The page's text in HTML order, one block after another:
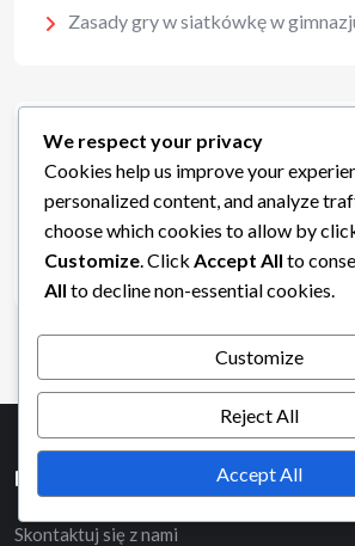
Zasady gry w siatkówkę w
Archiwum
February 2026
January 2026
Informacje prawne
Skontaktuj się z nami
We respect your privacy
Cookies help us improve your
personalized content, and analyze
choose which cookies to allow by
Customize . Click Accept All to
All to decline non-essential cookies.
Customize
Reject All
Accept All